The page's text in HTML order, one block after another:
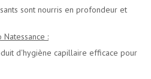
sont nourris en profondeur et
:
d'hygiène capillaire efficace pour